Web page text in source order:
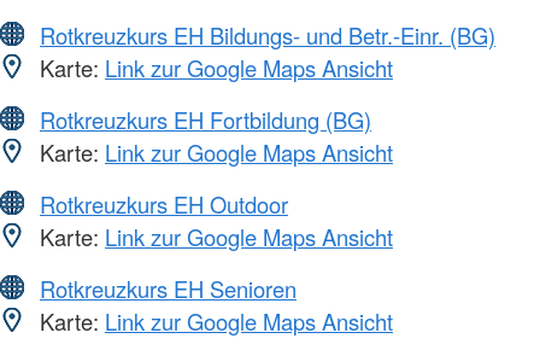
Rotkreuzkurs EH Bildungs- und Betr.-Einr. (BG)
Karte: Link zur Google Maps Ansicht
Rotkreuzkurs EH Fortbildung (BG)
Karte: Link zur Google Maps Ansicht
Rotkreuzkurs EH Outdoor
Karte: Link zur Google Maps Ansicht
Rotkreuzkurs EH Senioren
Karte: Link zur Google Maps Ansicht